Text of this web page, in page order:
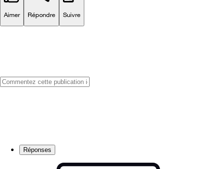
Aimer Répondre Suivre
Réponses